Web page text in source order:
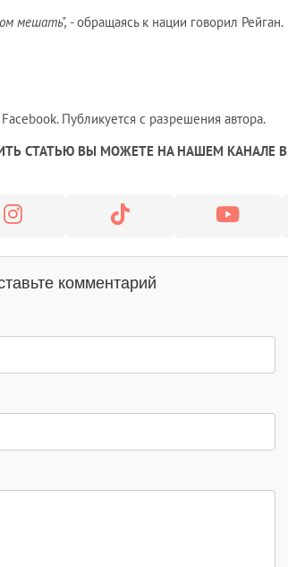
мешать", - обращаясь к нации говорил Рейган.
Публикуется с разрешения автора.
СТАТЬЮ ВЫ МОЖЕТЕ НА НАШЕМ КАНАЛЕ В
комментарий